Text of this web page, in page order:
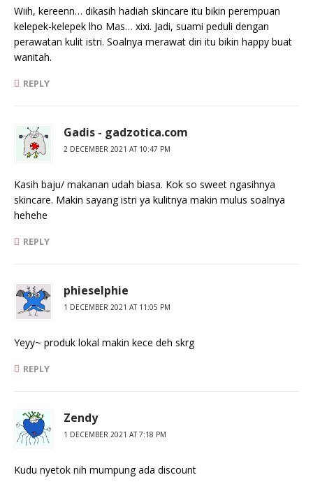
Wiih, kereenn… dikasih hadiah skincare itu bikin perempuan
kelepek-kelepek lho Mas… xixi. Jadi, suami peduli dengan
perawatan kulit istri. Soalnya merawat diri itu bikin happy buat
wanitah.
REPLY
Gadis - gadzotica.com
2 DECEMBER 2021 AT 10:47 PM
Kasih baju/ makanan udah biasa. Kok so sweet ngasihnya
skincare. Makin sayang istri ya kulitnya makin mulus soalnya
hehehe
REPLY
phieselphie
1 DECEMBER 2021 AT 11:05 PM
Yeyy~ produk lokal makin kece deh skrg
REPLY
Zendy
1 DECEMBER 2021 AT 7:18 PM
Kudu nyetok nih mumpung ada discount